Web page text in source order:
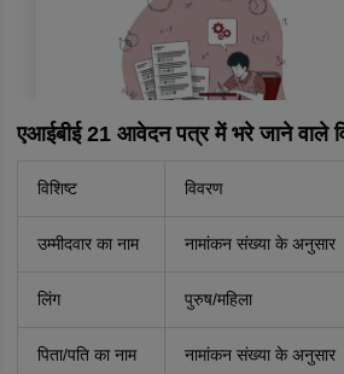
एआईबीई 21 आवेदन पत्र में भरे जाने वाले
विशिष्ट विवरण
उम्मीदवार का नाम नामांकन संख्या के अनुसार
लिंग पुरुष/महिला
पिता/पति का नाम नामांकन संख्या के अनुसार